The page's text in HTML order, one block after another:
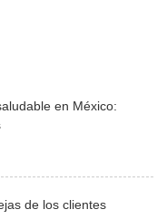
en México:
de los clientes